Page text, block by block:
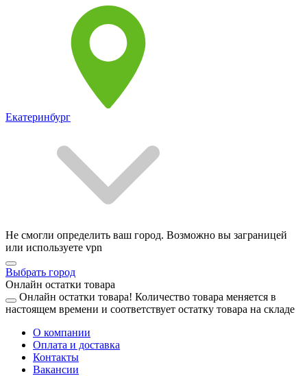
Екатеринбург
Не смогли определить ваш город. Возможно вы заграницей
или используете vpn
Выбрать город
Онлайн остатки товара
Онлайн остатки товара! Количество товара меняется в
настоящем времени и соответствует остатку товара на складе
О компании
Оплата и доставка
Контакты
Вакансии